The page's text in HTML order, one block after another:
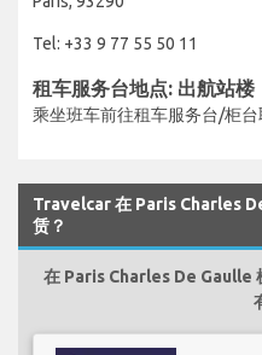
Tel: +33 9 77 55 50 11
租车服务台地点: 出航站楼
乘坐班车前往租车服务台/柜台
Travelcar 在 Paris Charles
赁？
在 Paris Charles De Gaulle